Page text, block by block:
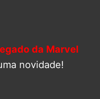
da Marvel
novidade!